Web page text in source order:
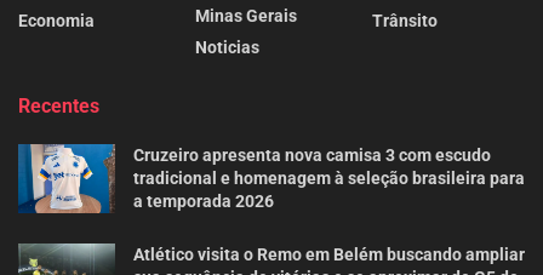
Economia
Minas Gerais
Noticias
Trânsito
Recentes
Cruzeiro apresenta nova camisa 3 com escudo
tradicional e homenagem à seleção brasileira para
a temporada 2026
Atlético visita o Remo em Belém buscando ampliar